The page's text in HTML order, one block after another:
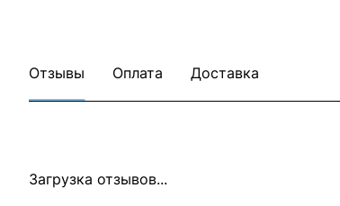
Отзывы Оплата Доставка
Загрузка отзывов...